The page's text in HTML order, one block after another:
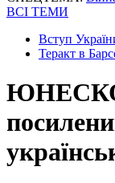
ВСІ ТЕМИ
Вступ
Теракт в
ЮНЕСКО